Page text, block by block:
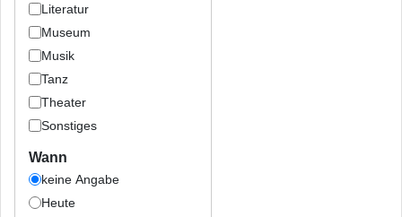
Literatur
Museum
Musik
Tanz
Theater
Sonstiges
Wann
keine Angabe
Heute